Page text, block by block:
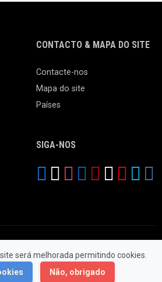
será melhorada permitindo cookies.
Não, obrigado
CONTACTO & MAPA DO SITE
Contacte-nos
Mapa do site
Países
SIGA-NOS
Todos os Direitos Reservados.